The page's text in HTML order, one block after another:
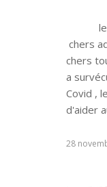
le 2
chers
chers
a
Covid ,
d'aider
28